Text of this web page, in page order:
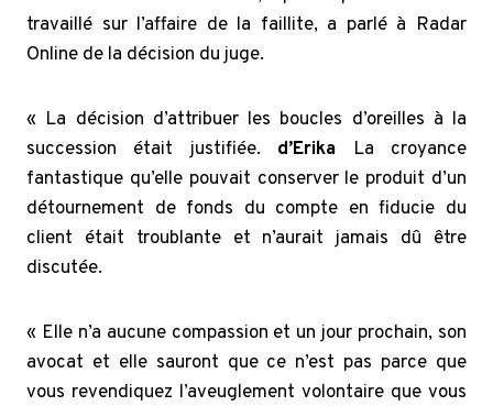
travaillé sur l’affaire de la faillite, a parlé à Radar
Online de la décision du juge.
« La décision d’attribuer les boucles d’oreilles à la
succession était justifiée. d’Erika La croyance
fantastique qu’elle pouvait conserver le produit d’un
détournement de fonds du compte en fiducie du
client était troublante et n’aurait jamais dû être
discutée.
« Elle n’a aucune compassion et un jour prochain, son
avocat et elle sauront que ce n’est pas parce que
vous revendiquez l’aveuglement volontaire que vous